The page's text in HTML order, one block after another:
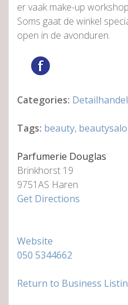
er vaak make-up
Soms gaat de winkel
open in de avonduren.
Categories: Detailhandel
Tags: beauty,
Parfumerie Douglas
Brinkhorst 19
9751AS Haren
Get Directions
Website
050 5344662
Return to Business